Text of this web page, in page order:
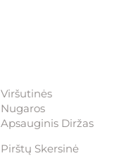
Viršutinės
Nugaros
Apsauginis Diržas
Pirštų Skersinė